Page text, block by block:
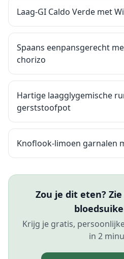
Laag-GI Caldo Verde met
Spaans eenpansgerecht
chorizo
Hartige laagglygemische
gerststoofpot
Knoflook-limoen garnalen
Zou je dit eten?
Krijg je gratis,
in 2